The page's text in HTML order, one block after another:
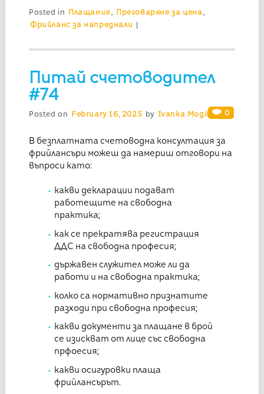
Posted in Плащания , Преговаряне за цена ,
Фрийланс за напреднали |
Питай счетоводител
#74
Posted on February 16, 2025 by Ivanka Mogilska 0
В безплатната счетоводна консултация за
фрийлансъри можеш да намериш отговори на
въпроси като:
какви декларации подават
работещите на свободна
практика;
как се прекратява регистрация
ДДС на свободна професия;
държавен служител може ли да
работи и на свободна практика;
колко са нормативно признатите
разходи при свободна професия;
какви документи за плащане в брой
се изискват от лице със свободна
прфоесия;
какви осигуровки плаща
фрийлансърът.